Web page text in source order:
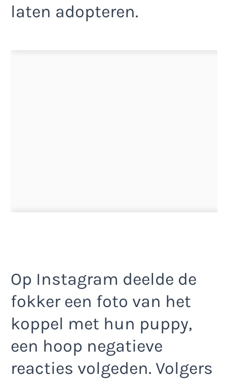
laten adopteren.
Op Instagram deelde de
fokker een foto van het
koppel met hun puppy,
een hoop negatieve
reacties volgeden. Volgers